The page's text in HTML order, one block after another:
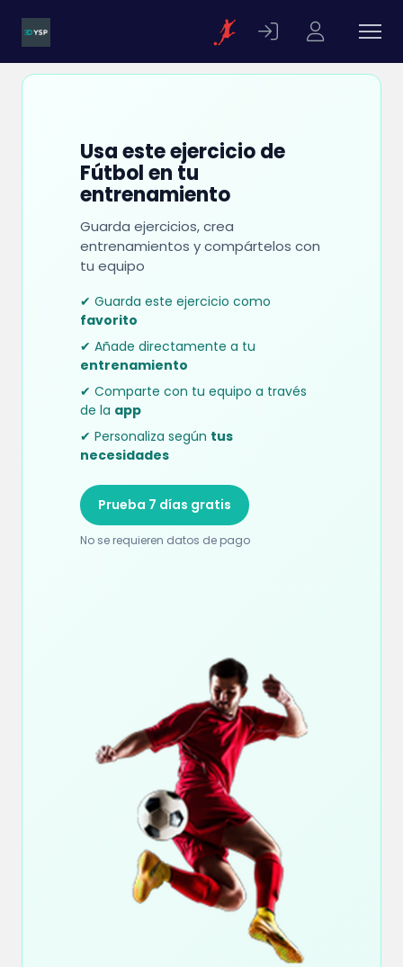
Usa este ejercicio de
Fútbol en tu
entrenamiento
Guarda ejercicios, crea
entrenamientos y compártelos con
tu equipo
✔ Guarda este ejercicio como
favorito
✔ Añade directamente a tu
entrenamiento
✔ Comparte con tu equipo a través
de la app
✔ Personaliza según tus
necesidades
Prueba 7 días gratis
No se requieren datos de pago